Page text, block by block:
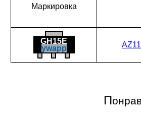
Мар­ки­ров­ка
GH15E
ywapp
П